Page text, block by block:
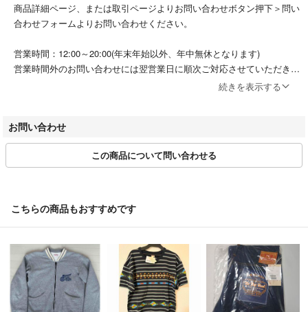
商品詳細ページ、または取引ページよりお問い合わせボタン押下＞問い
合わせフォームよりお問い合わせください。
営業時間：12:00～20:00(年末年始以外、年中無休となります)
営業時間外のお問い合わせには翌営業日に順次ご対応させていただきま
当店買取専門店のため、基本的に全ての商品はお客様からの買取品とな
ります。一度もご使用されていないお品物に関しましては未使用品と表
記しておりますが、商品撮影時や展示時などの際に人の手に触れており
発送いたします。
■お取引について
システム上、ご注文後に当店からお客様にご連絡を取ることができかね
続きを表示する
お問い合わせ
この商品について問い合わせる
こちらの商品もおすすめです